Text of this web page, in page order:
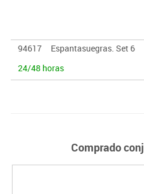
94617
Espantasuegras. Set 6
24/48 horas
Comprado